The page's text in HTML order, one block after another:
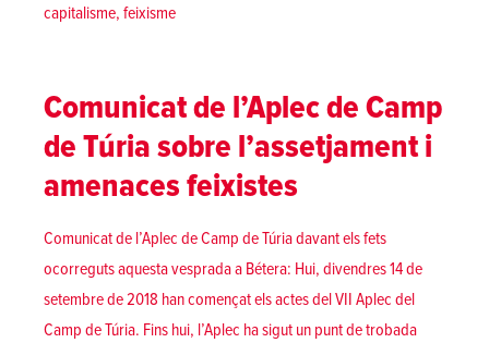
Tags:
capitalisme, feixisme
Comunicat de l’Aplec de Camp
de Túria sobre l’assetjament i
amenaces feixistes
Comunicat de l’Aplec de Camp de Túria davant els fets
ocorreguts aquesta vesprada a Bétera: Hui, divendres 14 de
setembre de 2018 han començat els actes del VII Aplec del
Camp de Túria. Fins hui, l’Aplec ha sigut un punt de trobada